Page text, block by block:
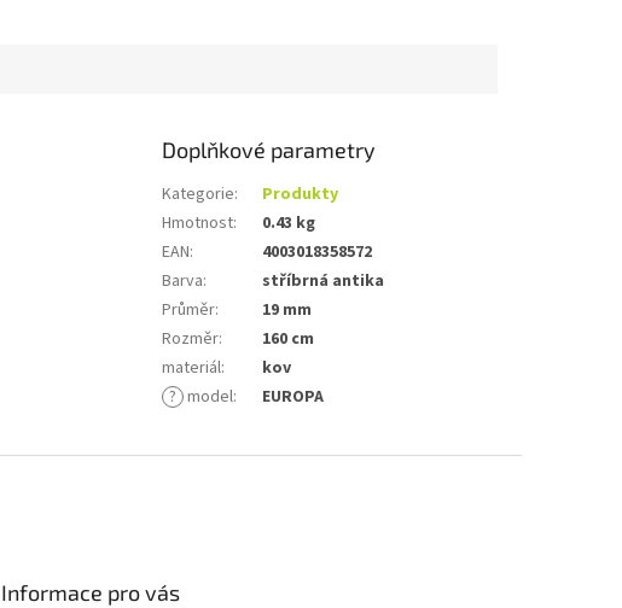
Doplňkové parametry
Kategorie:
Produkty
Hmotnost:
0.43 kg
EAN:
4003018358572
Barva:
stříbrná antika
Průměr:
19 mm
Rozměr:
160 cm
materiál:
kov
? model: EUROPA
Informace pro vás